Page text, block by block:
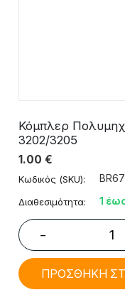
Κόμπλερ
3202/3205
1.00 €
Κωδικός (SKU):
Διαθεσιμότητα: 1
−
ΠΡΟΣΘΗΚΗ